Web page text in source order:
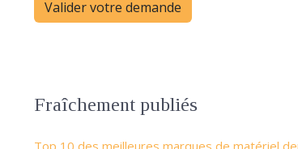
Fraîchement publiés
Top 10 des meilleures marques de matériel